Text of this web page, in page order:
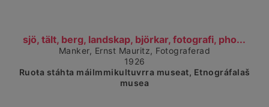
sjö, tält, berg, landskap, björkar, fotografi, pho...
Čájet dárkkes dieđuid
Manker, Ernst Mauritz, Fotograferad
1926
Ruoŧa stáhta máilmmikultuvrra museat, Etnográfalaš
musea